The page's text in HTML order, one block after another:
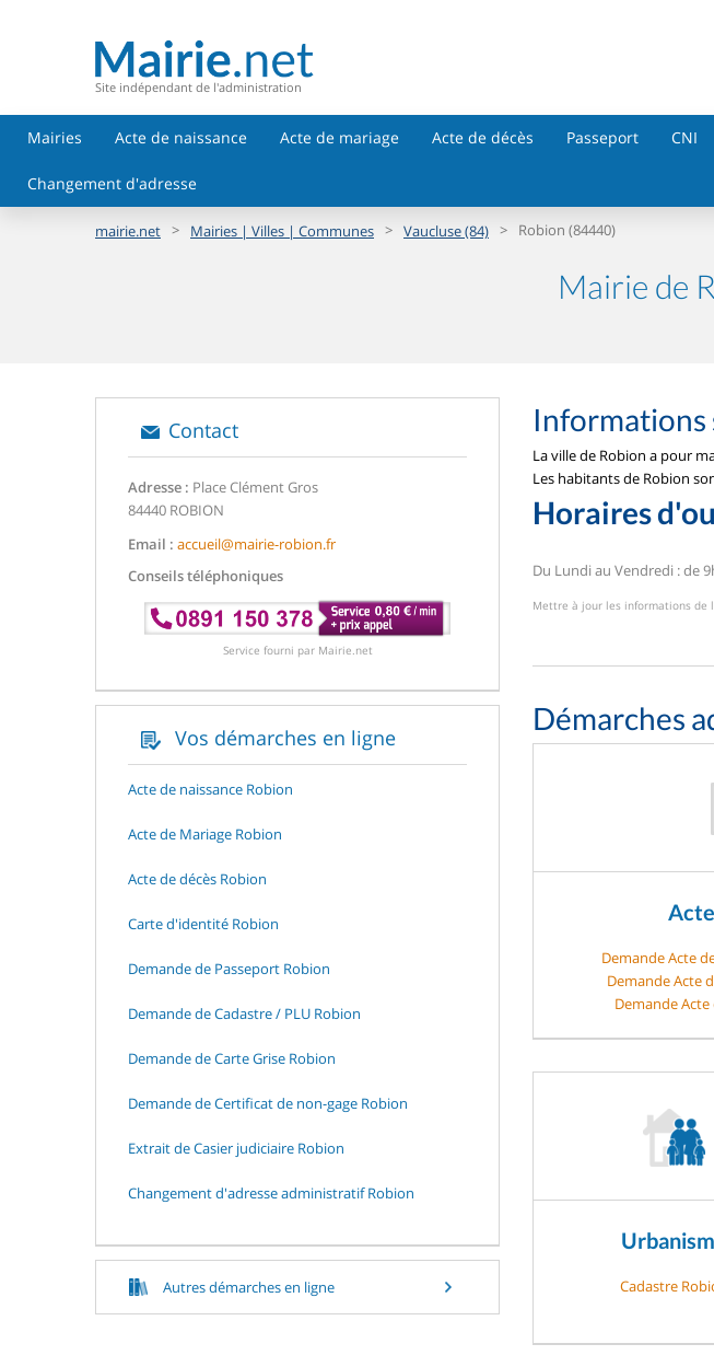
Site indépendant de l'administration
Mairies Acte de naissance Acte de mariage Acte de décès Passeport CNI
Changement d'adresse
mairie.net > Mairies | Villes | Communes > Vaucluse (84) > Robion (84440)
Mairie de
Contact
Adresse : Place Clément Gros
84440 ROBION
Email : accueil@mairie-robion.fr
Conseils téléphoniques
Service fourni par Mairie.net
Vos démarches en ligne
Acte de naissance Robion
Acte de Mariage Robion
Acte de décès Robion
Carte d'identité Robion
Demande de Passeport Robion
Demande de Cadastre / PLU Robion
Demande de Carte Grise Robion
Demande de Certificat de non-gage Robion
Extrait de Casier judiciaire Robion
Changement d'adresse administratif Robion
Autres démarches en ligne
Informations
La ville de Robion a pour
Les habitants de Robion
Horaires
Du Lundi au Vendredi : de
Mettre à jour les informations de
Démarches
Demande Acte
Demande Acte
Demande
Cadastre